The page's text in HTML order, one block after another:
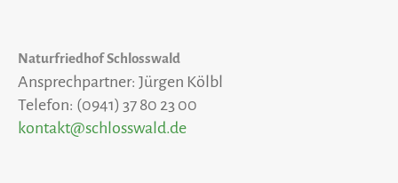
Naturfriedhof Schlosswald
Ansprechpartner: Jürgen Kölbl
Telefon: (0941) 37 80 23 00
kontakt@schlosswald.de